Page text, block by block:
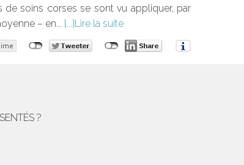
soins corses se sont vu appliquer, par
– en...
Lire la suite
?